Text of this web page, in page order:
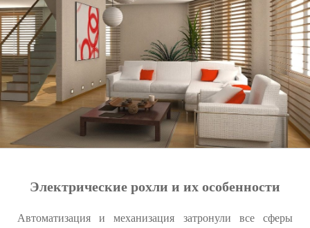
Электрические рохли и их особенности
Автоматизация и механизация затронули все сферы